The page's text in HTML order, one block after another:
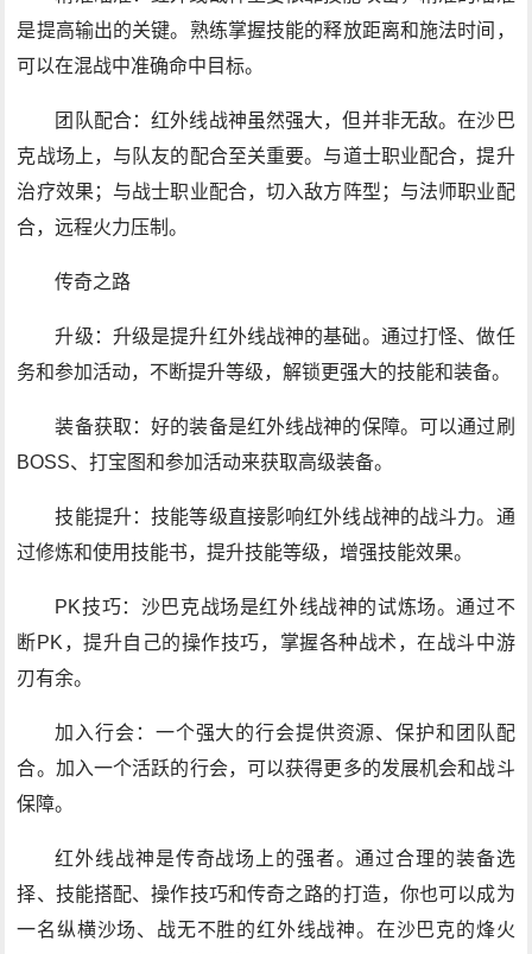
是提高输出的关键。熟练掌握技能的释放距离和施法时间，
可以在混战中准确命中目标。
团队配合：红外线战神虽然强大，但并非无敌。在沙巴
克战场上，与队友的配合至关重要。与道士职业配合，提升
治疗效果；与战士职业配合，切入敌方阵型；与法师职业配
合，远程火力压制。
传奇之路
升级：升级是提升红外线战神的基础。通过打怪、做任
务和参加活动，不断提升等级，解锁更强大的技能和装备。
装备获取：好的装备是红外线战神的保障。可以通过刷
BOSS、打宝图和参加活动来获取高级装备。
技能提升：技能等级直接影响红外线战神的战斗力。通
过修炼和使用技能书，提升技能等级，增强技能效果。
PK技巧：沙巴克战场是红外线战神的试炼场。通过不
断PK，提升自己的操作技巧，掌握各种战术，在战斗中游
刃有余。
加入行会：一个强大的行会提供资源、保护和团队配
合。加入一个活跃的行会，可以获得更多的发展机会和战斗
保障。
红外线战神是传奇战场上的强者。通过合理的装备选
择、技能搭配、操作技巧和传奇之路的打造，你也可以成为
一名纵横沙场、战无不胜的红外线战神。在沙巴克的烽火